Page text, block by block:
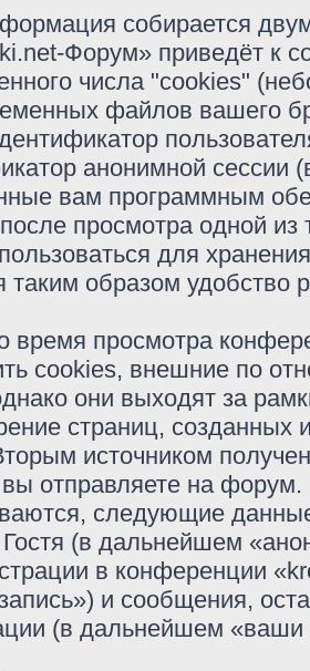
собирается
Форум» приведёт к
числа "cookies"
файлов вашего
анонимной сессии
вам программным
просмотра одной
для
образом удобство
время просмотра
cookies, внешние по
они выходят за
страниц,
источником
отправляете на
следующие
(в дальнейшем
в конференции
и сообщения,
(в дальнейшем